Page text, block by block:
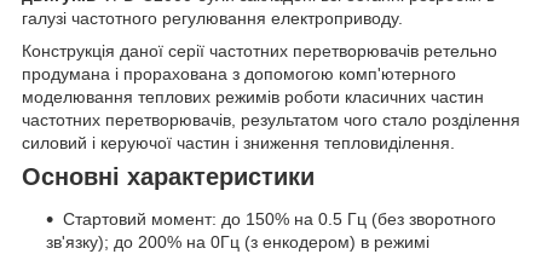
галузі частотного регулювання електроприводу.
Конструкція даної серії частотних перетворювачів ретельно
продумана і прорахована з допомогою комп'ютерного
моделювання теплових режимів роботи класичних частин
частотних перетворювачів, результатом чого стало розділення
силовий і керуючої частин і зниження тепловиділення.
Основні характеристики
Стартовий момент: до 150% на 0.5 Гц (без зворотного
зв'язку); до 200% на 0Гц (з енкодером) в режимі